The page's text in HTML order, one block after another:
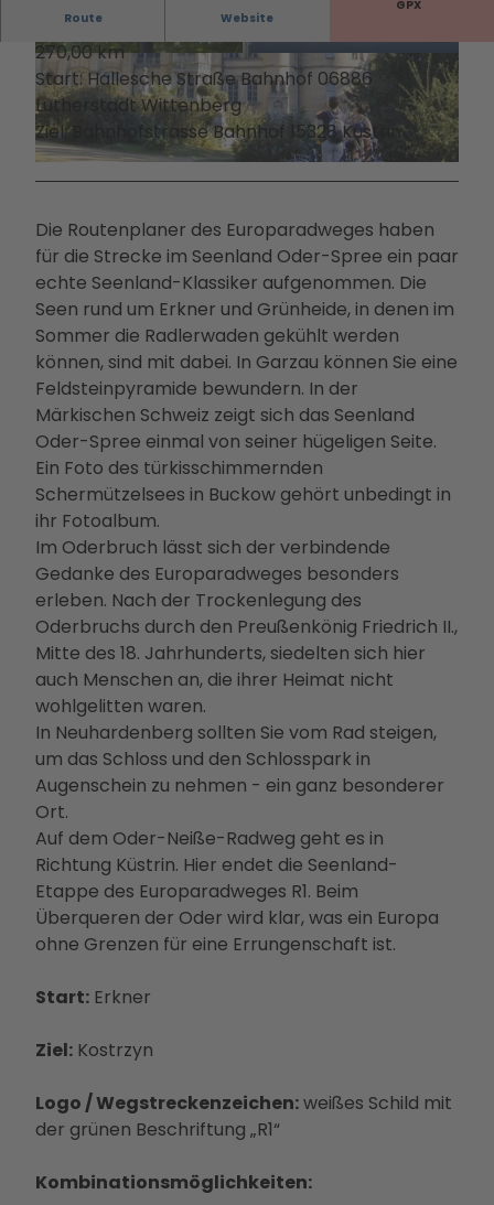
Havelseen
Winterausz
eit in
Potsdam
Goldener
Herbst
Kultur
Dein
Potsdam-
Blog
Dein
Potsdam-
Podcast
ours
Digitale
Stadterl
ebnisse
Veranst
Essen &
Trinken
Unterkü
nfte
Bahnhit
entio
n
Servi
Loca
men
prog
ram
me
Kont
akt
&
Bera
tung
tionen
Infoma
terial
Bonusk
arte
Anreise
The
men
Die
PMS
G
in
Pots
dam
Kam
pagn
en &
Proje
kte
Part
ner-
und
Betei
ligun
gsan
gebo
te
PMS
G
Vera
nstal
tung
en
e &
Medi
ense
rvice
Jobs
Ausb
g
© TMB-Fotoarchiv/Claus-Dieter Steyer, Lizenz:
TMB-Fotoarchiv/Claus-Dieter Steyer |
CC-BY-ND
© TMB-Fotoarchiv/Paul Hahn, Lizenz: TMB-Fo
toarchiv/Paul Hahn |
CC-BY-ND
Route Website
GPX
270,00 km
Start: Hallesche Straße Bahnhof 06886
Lutherstadt Wittenberg
Ziel: Bahnhofstrasse Bahnhof 15328 Küstrin
Die Routenplaner des Europaradweges haben
für die Strecke im Seenland Oder-Spree ein paar
echte Seenland-Klassiker aufgenommen. Die
Seen rund um Erkner und Grünheide, in denen im
Sommer die Radlerwaden gekühlt werden
können, sind mit dabei. In Garzau können Sie eine
Feldsteinpyramide bewundern. In der
Märkischen Schweiz zeigt sich das Seenland
Oder-Spree einmal von seiner hügeligen Seite.
Ein Foto des türkisschimmernden
Schermützelsees in Buckow gehört unbedingt in
ihr Fotoalbum.
Im Oderbruch lässt sich der verbindende
Gedanke des Europaradweges besonders
erleben. Nach der Trockenlegung des
Oderbruchs durch den Preußenkönig Friedrich II.,
Mitte des 18. Jahrhunderts, siedelten sich hier
auch Menschen an, die ihrer Heimat nicht
wohlgelitten waren.
In Neuhardenberg sollten Sie vom Rad steigen,
um das Schloss und den Schlosspark in
Augenschein zu nehmen - ein ganz besonderer
Ort.
Auf dem Oder-Neiße-Radweg geht es in
Richtung Küstrin. Hier endet die Seenland-
Etappe des Europaradweges R1. Beim
Überqueren der Oder wird klar, was ein Europa
ohne Grenzen für eine Errungenschaft ist.
Start: Erkner
Ziel: Kostrzyn
Logo / Wegstreckenzeichen:weißes Schild mit
der grünen Beschriftung „R1“
Kombinationsmöglichkeiten: